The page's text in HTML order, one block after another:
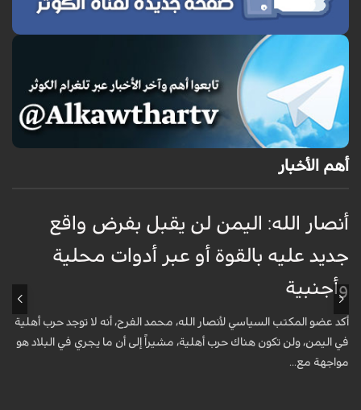
أهم الأخبار
أنصار الله: اليمن لن يقبل بفرض واقع
جديد عليه بالقوة أو عبر أدوات محلية
وأجنبية
أكد عضو المكتب السياسي لأنصار الله، محمد الفرح، أنه لا توجد حرب أهلية
في اليمن، ولن تكون هناك حرب أهلية، مشيراً إلى أن ما يجري في البلاد هو
مواجهة مع...